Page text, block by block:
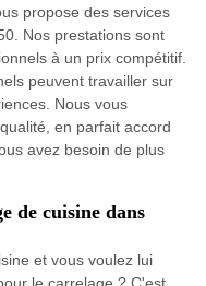
propose des services
Nos prestations sont
à un prix compétitif.
peuvent travailler sur
Nous vous
en parfait accord
avez besoin de plus
de cuisine dans
et vous voulez lui